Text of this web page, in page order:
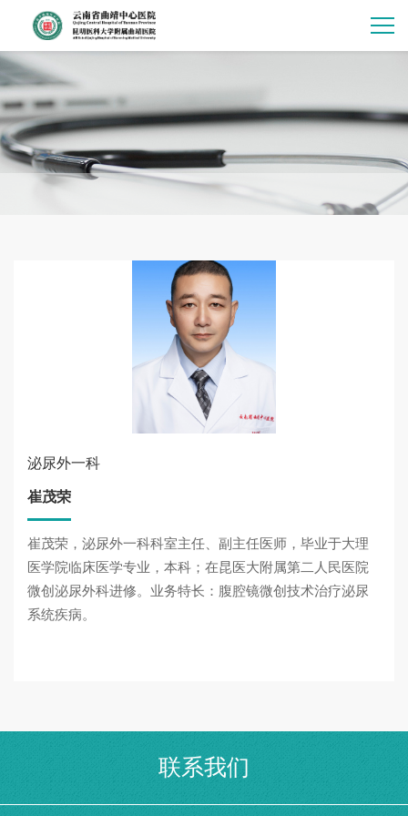
泌尿外一科
崔茂荣
崔茂荣，泌尿外一科科室主任、副主任医师，毕业于大理
医学院临床医学专业，本科；在昆医大附属第二人民医院
微创泌尿外科进修。业务特长：腹腔镜微创技术治疗泌尿
系统疾病。
联系我们